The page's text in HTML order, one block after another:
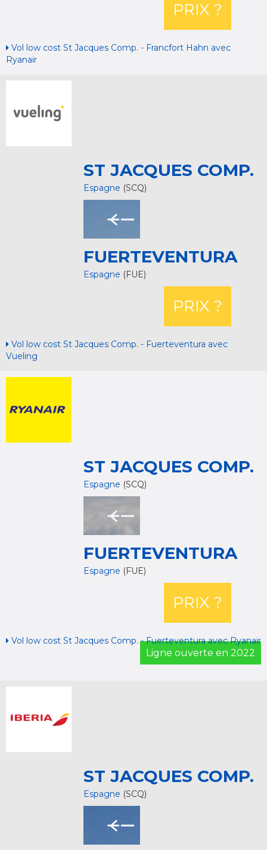
PRIX ?
Vol low cost St Jacques Comp. - Francfort Hahn avec
Ryanair
ST JACQUES COMP.
Espagne (SCQ)
FUERTEVENTURA
Espagne (FUE)
PRIX ?
Vol low cost St Jacques Comp. - Fuerteventura avec
Vueling
ST JACQUES COMP.
Espagne (SCQ)
FUERTEVENTURA
Espagne (FUE)
PRIX ?
Vol low cost St Jacques Comp. - Fuerteventura avec Ryanair
Ligne ouverte en 2022
ST JACQUES COMP.
Espagne (SCQ)